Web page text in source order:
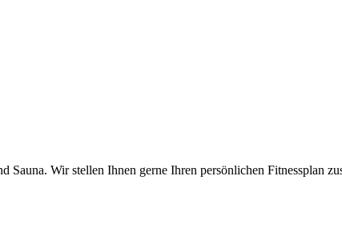
Wir stellen Ihnen gerne Ihren persönlichen Fitnessplan